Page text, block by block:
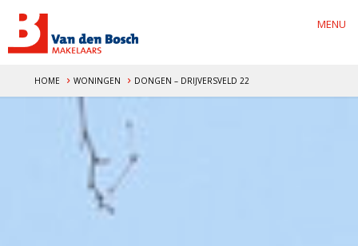
MENU
HOME WONINGEN DONGEN – DRIJVERSVELD 22